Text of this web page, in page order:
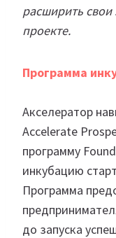
расширить свои
проекте.
Программа
Акселератор
Accelerate
программу
инкубацию
Программа
до запуска